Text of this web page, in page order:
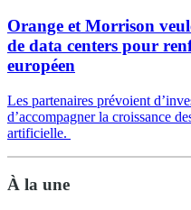
Orange et Morrison
de data centers pour
européen
Les partenaires prévoient
d’accompagner la croissance
artificielle.
À la une